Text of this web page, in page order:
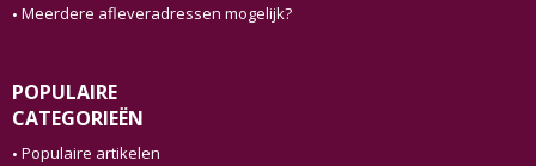
Meerdere afleveradressen mogelijk?
POPULAIRE
CATEGORIEËN
Populaire artikelen